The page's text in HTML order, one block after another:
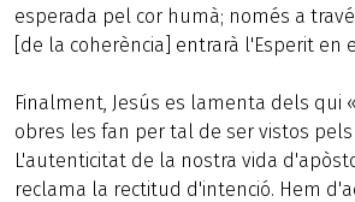
esperada pel cor humà; només a
[de la coherència] entrarà l'Esperit en
Finalment, Jesús es lamenta dels qui
obres les fan per tal de ser vistos pels
L'autenticitat de la nostra vida
reclama la rectitud d'intenció. Hem